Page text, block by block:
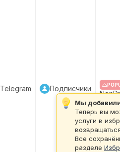
Telegram Подписчики
Мы
Теперь вы
услуги в
Все
разделе